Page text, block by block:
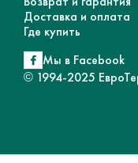
Доставка и оплата
Где купить
Мы в Facebook
© 1994-2025